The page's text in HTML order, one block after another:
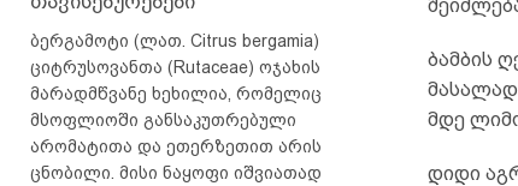
ბამბის
მასალად
მდე
დიდი
ბერგამოტი (ლათ. Citrus bergamia)
ციტრუსოვანთა (Rutaceae) ოჯახის
მარადმწვანე ხეხილია, რომელიც
მსოფლიოში განსაკუთრებული
არომატითა და ეთერზეთით არის
ცნობილი. მისი ნაყოფი იშვიათად